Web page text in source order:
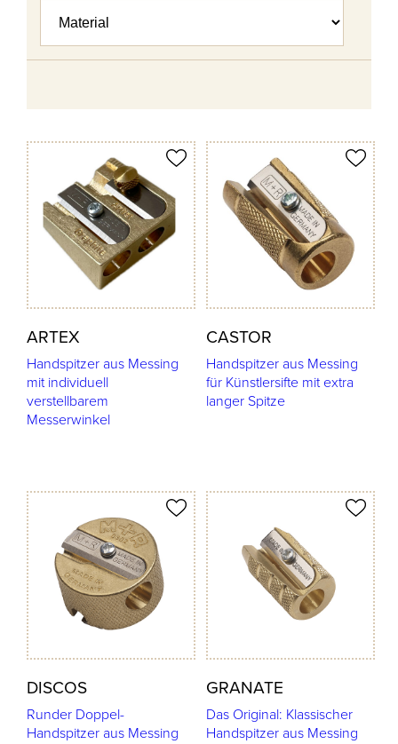
ARTEX
Handspitzer aus Messing
mit individuell
verstellbarem
Messerwinkel
merken
CASTOR
Handspitzer aus Messing
für Künstlersifte mit extra
langer Spitze
Produkt merken
DISCOS
Runder Doppel-
Handspitzer aus Messing
merken
GRANATE
Das Original: Klassischer
Handspitzer aus Messing
Produkt merken